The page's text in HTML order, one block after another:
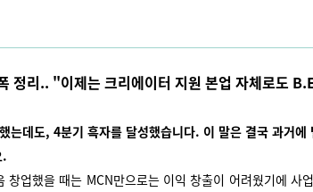
정리.. "이제는 크리에이터 지원 본업 자체로도
는데도, 4분기 흑자를 달성했습니다. 이 말은 결국 과거에
.
창업했을 때는 MCN만으로는 이익 창출이 어려웠기에 사